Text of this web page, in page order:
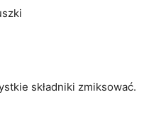
składniki zmiksować.